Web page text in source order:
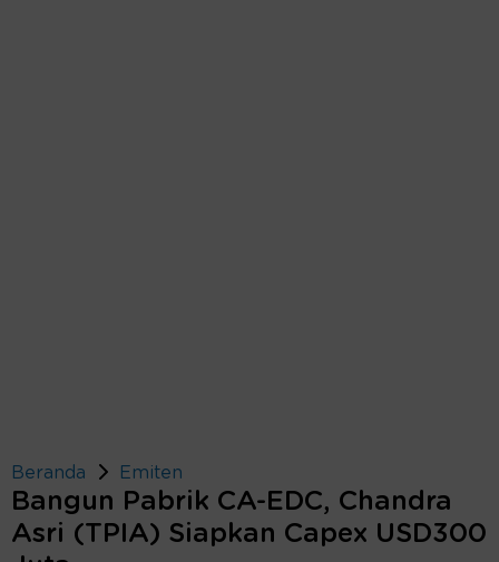
Beranda Emiten
Bangun Pabrik CA-EDC, Chandra
Asri (TPIA) Siapkan Capex USD300